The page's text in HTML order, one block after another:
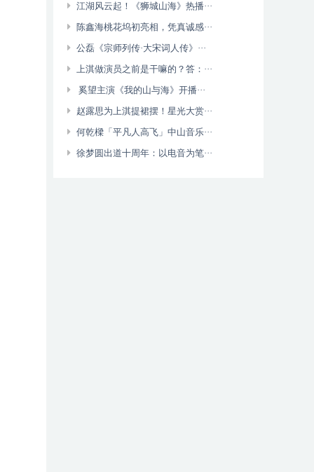
江湖风云起！《狮城山海》热播···
陈鑫海桃花坞初亮相，凭真诚感···
公磊《宗师列传·大宋词人传》···
上淇做演员之前是干嘛的？答：···
奚望主演《我的山与海》开播···
赵露思为上淇提裙摆！星光大赏···
何乾樑「平凡人高飞」中山音乐···
徐梦圆出道十周年：以电音为笔···